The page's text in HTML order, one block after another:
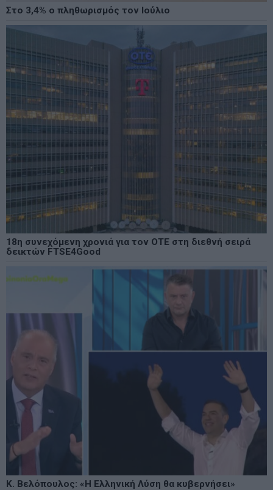
Στο 3,4% ο πληθωρισμός τον Ιούλιο
18η συνεχόμενη χρονιά για τον ΟΤΕ στη διεθνή σειρά
δεικτών FTSE4Good
Κ. Βελόπουλος: «Η Ελληνική Λύση θα κυβερνήσει»